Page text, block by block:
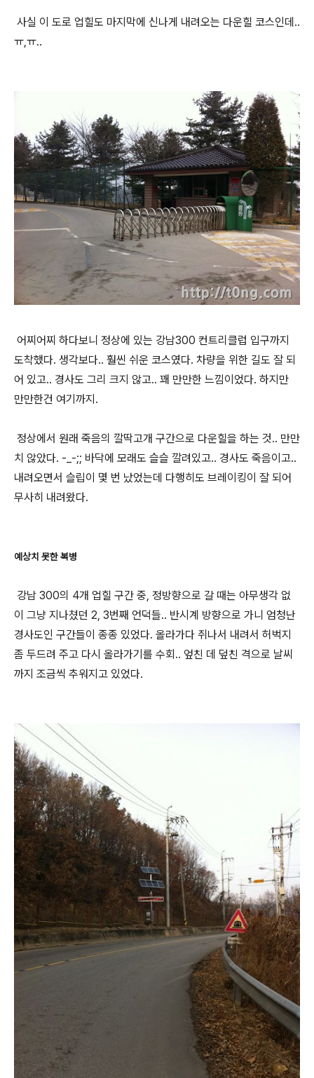
사실 이 도로 업힐도 마지막에 신나게 내려오는 다운힐 코스인데..
ㅠ,ㅠ..
어찌어찌 하다보니 정상에 있는 강남300 컨트리클럽 입구까지
도착했다. 생각보다.. 훨씬 쉬운 코스였다. 차량을 위한 길도 잘 되
어 있고.. 경사도 그리 크지 않고.. 꽤 만만한 느낌이었다. 하지만
만만한건 여기까지.
정상에서 원래 죽음의 깔딱고개 구간으로 다운힐을 하는 것.. 만만
치 않았다. -_-;; 바닥에 모래도 슬슬 깔려있고.. 경사도 죽음이고..
내려오면서 슬립이 몇 번 났었는데 다행히도 브레이킹이 잘 되어
무사히 내려왔다.
예상치 못한 복병
강남 300의 4개 업힐 구간 중, 정방향으로 갈 때는 아무생각 없
이 그냥 지나쳤던 2, 3번째 언덕들.. 반시계 방향으로 가니 엄청난
경사도인 구간들이 종종 있었다. 올라가다 쥐나서 내려서 허벅지
좀 두드려 주고 다시 올라가기를 수회.. 엎친 데 덮친 격으로 날씨
까지 조금씩 추워지고 있었다.